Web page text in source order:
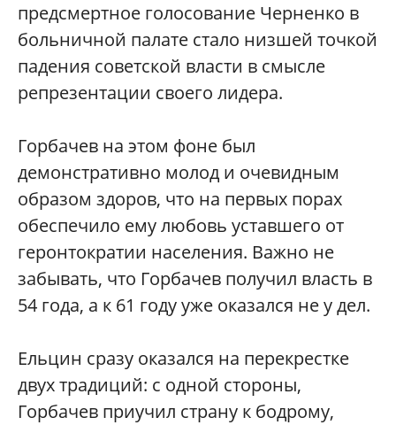
предсмертное голосование Черненко в
больничной палате стало низшей точкой
падения советской власти в смысле
репрезентации своего лидера.
Горбачев на этом фоне был
демонстративно молод и очевидным
образом здоров, что на первых порах
обеспечило ему любовь уставшего от
геронтократии населения. Важно не
забывать, что Горбачев получил власть в
54 года, а к 61 году уже оказался не у дел.
Ельцин сразу оказался на перекрестке
двух традиций: с одной стороны,
Горбачев приучил страну к бодрому,